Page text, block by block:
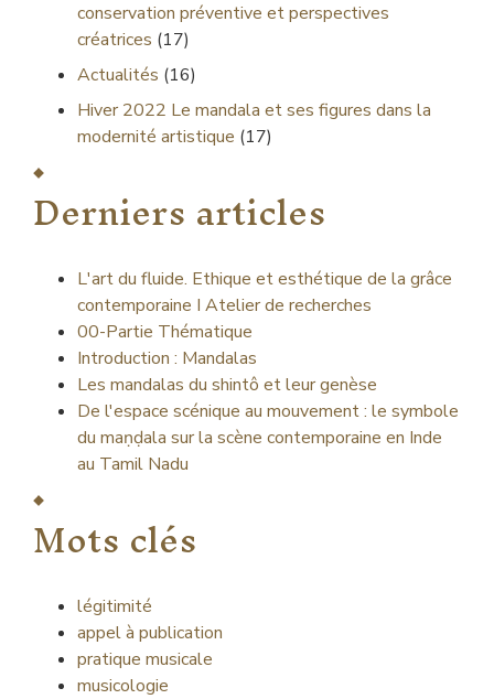
conservation préventive et perspectives
créatrices (17)
Actualités (16)
Hiver 2022 Le mandala et ses figures dans la
modernité artistique (17)
Derniers articles
L'art du fluide. Ethique et esthétique de la grâce
contemporaine I Atelier de recherches
00-Partie Thématique
Introduction : Mandalas
Les mandalas du shintô et leur genèse
De l'espace scénique au mouvement : le symbole
du maṇḍala sur la scène contemporaine en Inde
au Tamil Nadu
Mots clés
légitimité
appel à publication
pratique musicale
musicologie